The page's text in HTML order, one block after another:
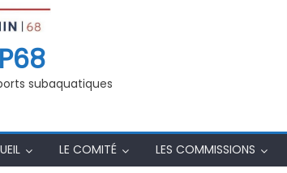
subaquatiques
Inscriptions Examen et Stage initial
initiateurs 2025-2026
LE COMITÉ LES COMMISSIONS